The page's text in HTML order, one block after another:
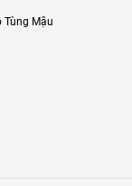
Tùng Mậu